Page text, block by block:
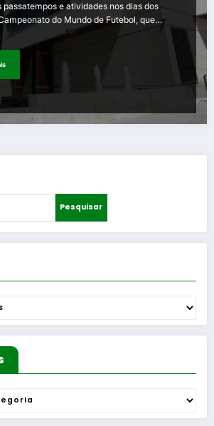
passatempos e atividades nos dias dos
do Mundo de Futebol, que…
Pesquisar